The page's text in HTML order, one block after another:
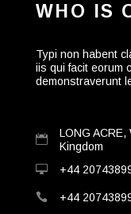
WHO IS
Typi non habent
iis qui facit eorum
demonstraverunt
LONG ACRE,
Kingdom
+44
+44